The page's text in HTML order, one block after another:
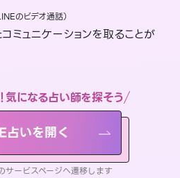
のビデオ通話）
ミュニケーションを取ることが
気になる占い師を探そう
占いを開く
ービスページへ遷移します